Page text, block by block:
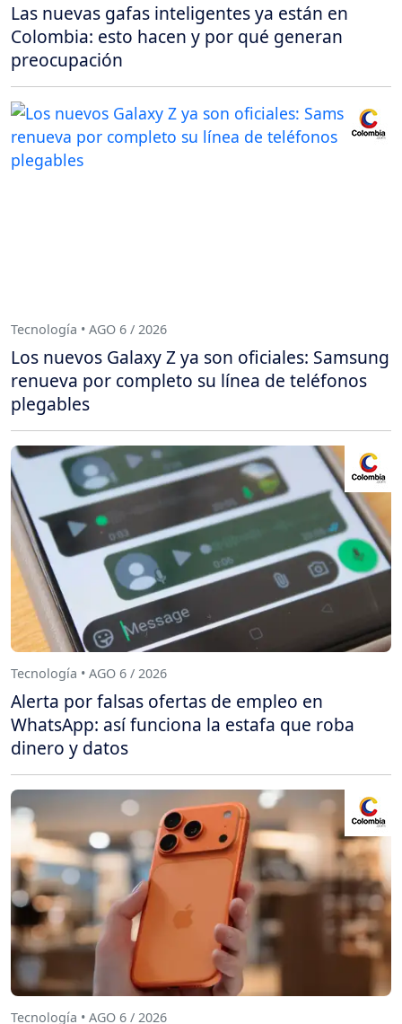
Las nuevas gafas inteligentes ya están en
Colombia: esto hacen y por qué generan
preocupación
Tecnología • AGO 6 / 2026
Los nuevos Galaxy Z ya son oficiales: Samsung
renueva por completo su línea de teléfonos
plegables
Tecnología • AGO 6 / 2026
Alerta por falsas ofertas de empleo en
WhatsApp: así funciona la estafa que roba
dinero y datos
Tecnología • AGO 6 / 2026